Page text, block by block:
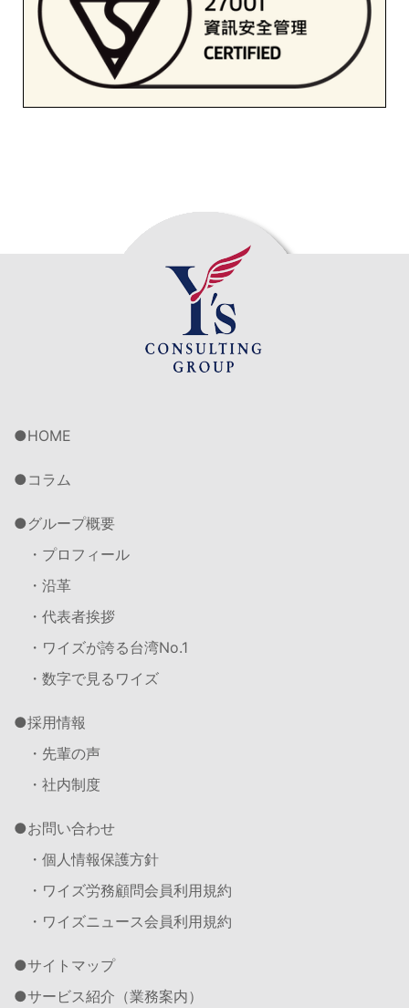
HOME
コラム
グループ概要
・プロフィール
・沿革
・代表者挨拶
・ワイズが誇る台湾No.1
・数字で見るワイズ
採用情報
・先輩の声
・社内制度
お問い合わせ
・個人情報保護方針
・ワイズ労務顧問会員利用規約
・ワイズニュース会員利用規約
サイトマップ
サービス紹介（業務案内）